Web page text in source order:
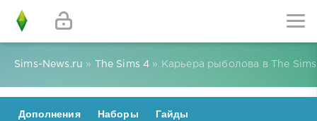
Sims-News.ru » The Sims 4 » Карьера рыболова в The
Дополнения Наборы Гайды